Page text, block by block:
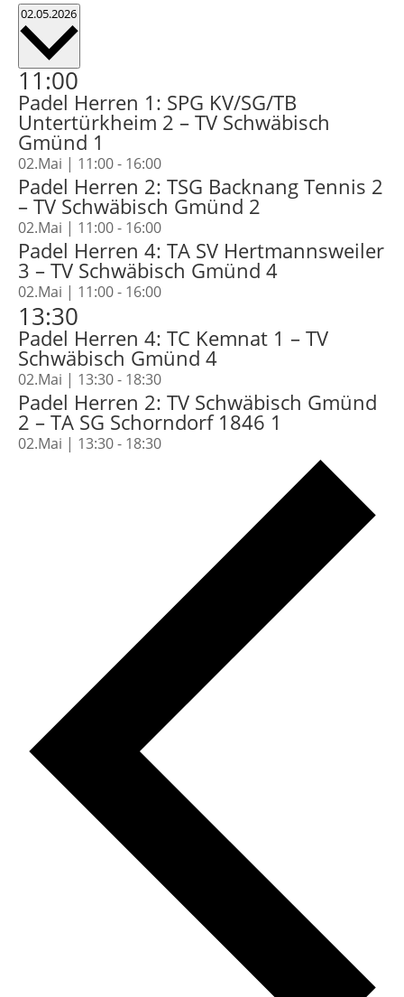
02.05.2026Datum
11:00
Padel Herren 1: SPG KV/SG/TB
Untertürkheim 2 – TV Schwäbisch
Gmünd 1
02.Mai | 11:00- 16:00
Padel Herren 2: TSG Backnang Tennis 2
– TV Schwäbisch Gmünd 2
02.Mai | 11:00- 16:00
Padel Herren 4: TA SV Hertmannsweiler
3 – TV Schwäbisch Gmünd 4
02.Mai | 11:00- 16:00
13:30
Padel Herren 4: TC Kemnat 1 – TV
Schwäbisch Gmünd 4
02.Mai | 13:30- 18:30
Padel Herren 2: TV Schwäbisch Gmünd
2 – TA SG Schorndorf 1846 1
02.Mai | 13:30- 18:30